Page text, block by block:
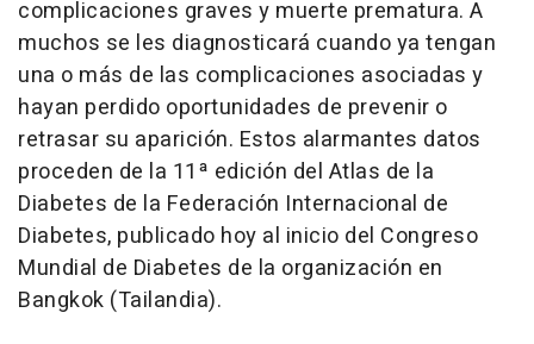
complicaciones graves y muerte prematura. A
muchos se les diagnosticará cuando ya tengan
una o más de las complicaciones asociadas y
hayan perdido oportunidades de prevenir o
retrasar su aparición. Estos alarmantes datos
proceden de la 11ª edición del Atlas de la
Diabetes de la Federación Internacional de
Diabetes, publicado hoy al inicio del Congreso
Mundial de Diabetes de la organización en
Bangkok (Tailandia).